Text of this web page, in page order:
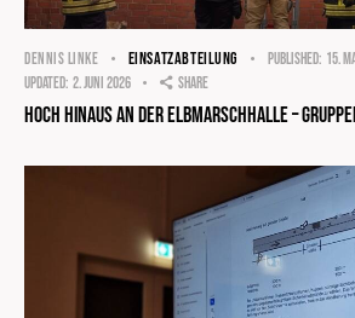
DENNIS LINKE EINSATZABTEILUNG Published: 15.
Updated: 2. Juni 2026 Share
Hoch hinaus an der Elbmarschhalle –